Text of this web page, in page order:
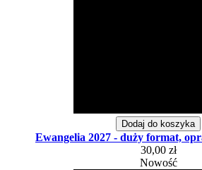
Dodaj do koszyka
Ewangelia 2027 - duży format,
30,00 zł
Nowość